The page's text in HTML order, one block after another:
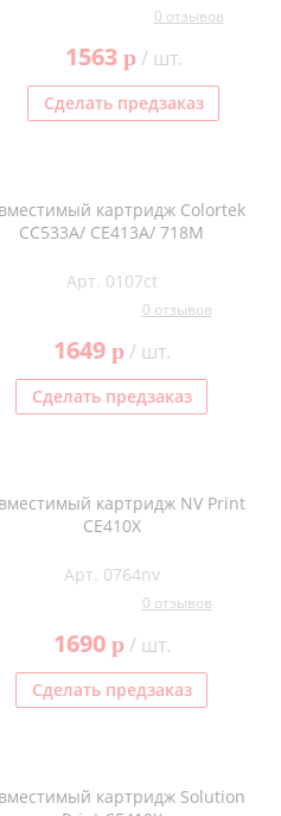
0 отзывов
1563 p/ шт.
Сделать предзаказ
картридж Colortek
CC533A/ CE413A/ 718M
Арт. 0107ct
0 отзывов
1649 p/ шт.
Сделать предзаказ
картридж NV Print
CE410X
Арт. 0764nv
0 отзывов
1690 p/ шт.
Сделать предзаказ
картридж Solution